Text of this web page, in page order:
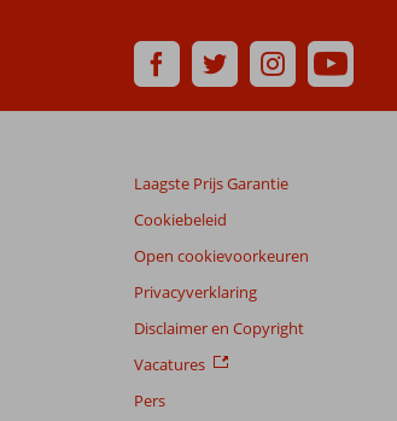
Laagste Prijs Garantie
Cookiebeleid
Open cookievoorkeuren
Privacyverklaring
Disclaimer en Copyright
Vacatures
Pers